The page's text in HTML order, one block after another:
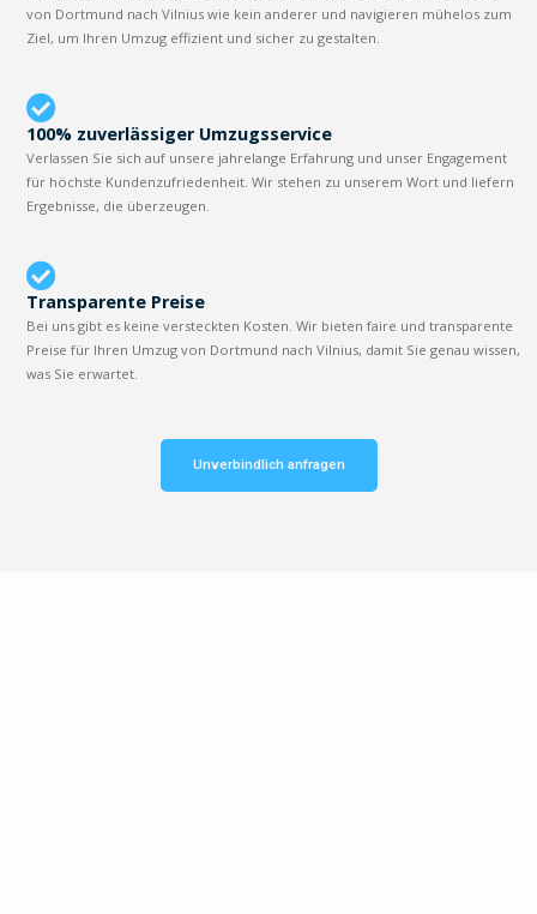
von Dortmund nach Vilnius wie kein anderer und navigieren mühelos zum
Ziel, um Ihren Umzug effizient und sicher zu gestalten.
100% zuverlässiger Umzugsservice
Verlassen Sie sich auf unsere jahrelange Erfahrung und unser Engagement
für höchste Kundenzufriedenheit. Wir stehen zu unserem Wort und liefern
Ergebnisse, die überzeugen.
Transparente Preise
Bei uns gibt es keine versteckten Kosten. Wir bieten faire und transparente
Preise für Ihren Umzug von Dortmund nach Vilnius, damit Sie genau wissen,
was Sie erwartet.
Unverbindlich anfragen